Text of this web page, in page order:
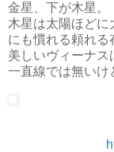
金星、下が木星。
木星は太陽ほどに
にも慣れる頼れる
美しいヴィーナス
一直線では無いけ